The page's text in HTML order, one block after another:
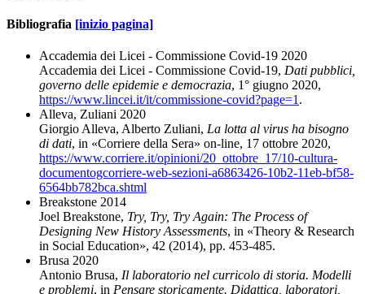
Bibliografia [inizio pagina]
Accademia dei Licei - Commissione Covid-19 2020
Accademia dei Licei - Commissione Covid-19, Dati pubblici,
governo delle epidemie e democrazia, 1° giugno 2020,
https://www.lincei.it/it/commissione-covid?page=1 .
Alleva, Zuliani 2020
Giorgio Alleva, Alberto Zuliani, La lotta al virus ha bisogno
di dati, in «Corriere della Sera» on-line, 17 ottobre 2020,
https://www.corriere.it/opinioni/20_ottobre_17/10-cultura-
documentogcorriere-web-sezioni-a6863426-10b2-11eb-bf58-
6564bb782bca.shtml
Breakstone 2014
Joel Breakstone, Try, Try, Try Again: The Process of
Designing New History Assessments, in «Theory & Research
in Social Education», 42 (2014), pp. 453-485.
Brusa 2020
Antonio Brusa, Il laboratorio nel curricolo di storia. Modelli
e problemi, in Pensare storicamente. Didattica, laboratori,